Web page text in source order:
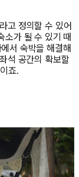
고 정의할 수 있어
소가 될 수 있기 때
서 숙박을 해결해
석 공간의 확보할
죠.